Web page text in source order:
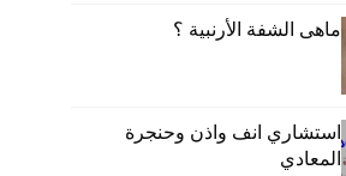
ماهى الشفة الأرنبية ؟
استشاري انف واذن وحنجرة
المعادي